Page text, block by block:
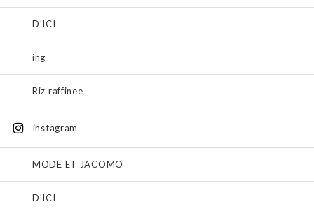
D'ICI
ing
Riz raffinee
instagram
MODE ET JACOMO
D'ICI